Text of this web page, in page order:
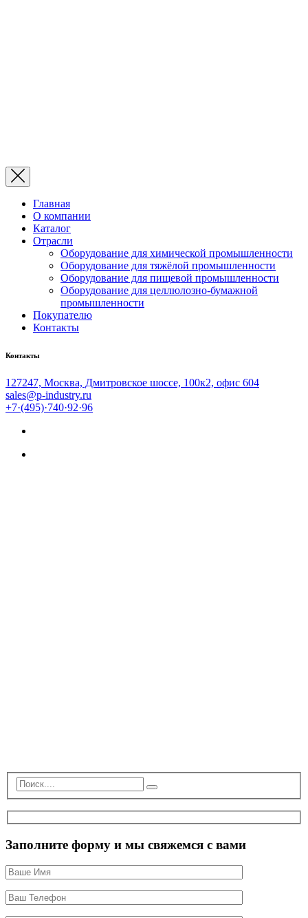
Главная
О компании
Каталог
Отрасли
Оборудование для химической промышленности
Оборудование для тяжёлой промышленности
Оборудование для пищевой промышленности
Оборудование для целлюлозно-бумажной
промышленности
Покупателю
Контакты
Контакты
127247, Москва, Дмитровское шоссе, 100к2, офис 604
sales@p-industry.ru
+7·(495)·740·92·96
Заполните форму и мы свяжемся с вами